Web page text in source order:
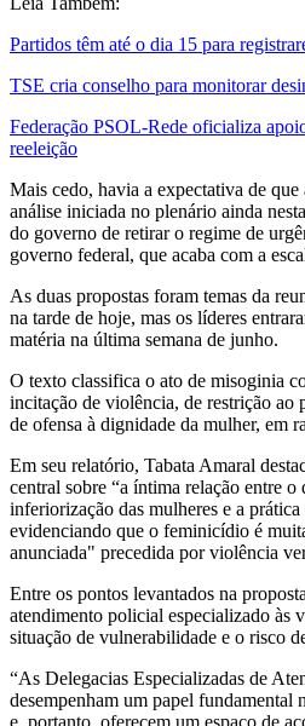
Partidos têm até o dia 15 para
TSE cria conselho para monitorar
Federação PSOL-Rede oficializa
reeleição
Mais cedo, havia a expectativa de que
análise iniciada no plenário ainda
do governo de retirar o regime de
governo federal, que acaba com a
As duas propostas foram temas da
na tarde de hoje, mas os líderes
matéria na última semana de junho.
O texto classifica o ato de misoginia
incitação de violência, de restrição ao
de ofensa à dignidade da mulher, em
Em seu relatório, Tabata Amaral
central sobre “a íntima relação entre o
inferiorização das mulheres e a prática
evidenciando que o feminicídio é
anunciada" precedida por violência
Entre os pontos levantados na
atendimento policial especializado às
situação de vulnerabilidade e o risco
“As Delegacias Especializadas de
desempenham um papel fundamental
e, portanto, oferecem um espaço de